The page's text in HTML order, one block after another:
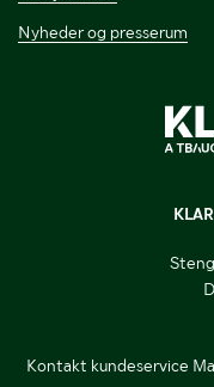
Nyheder og presserum
Kontakt kundeservice